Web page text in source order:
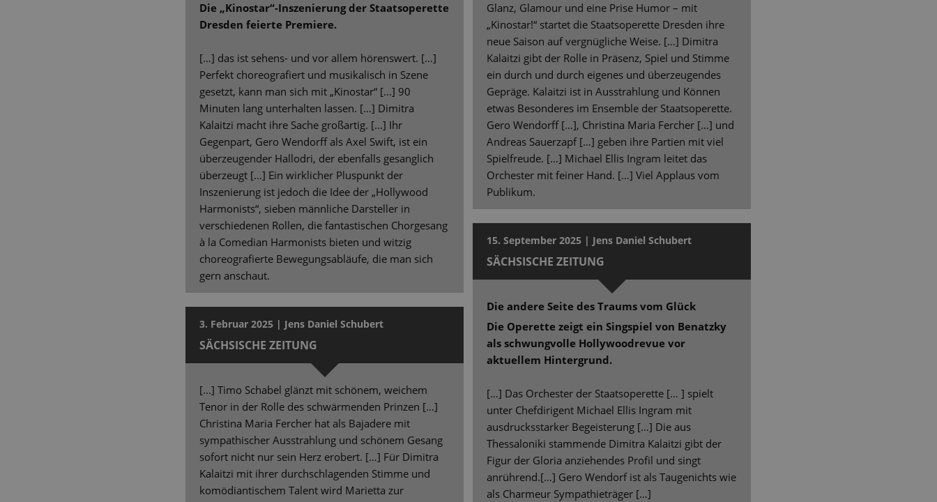
Die „Kinostar“-Inszenierung der Staatsoperette
Dresden feierte Premiere.
[…] das ist sehens- und vor allem hörenswert. […]
Perfekt choreografiert und musikalisch in Szene
gesetzt, kann man sich mit „Kinostar“ [...] 90
Minuten lang unterhalten lassen. […] Dimitra
Kalaitzi macht ihre Sache großartig. […] Ihr
Gegenpart, Gero Wendorff als Axel Swift, ist ein
überzeugender Hallodri, der ebenfalls gesanglich
überzeugt […] Ein wirklicher Pluspunkt der
Inszenierung ist jedoch die Idee der „Hollywood
Harmonists“, sieben männliche Darsteller in
verschiedenen Rollen, die fantastischen Chorgesang
à la Comedian Harmonists bieten und witzig
choreografierte Bewegungsabläufe, die man sich
gern anschaut.
Glanz, Glamour und eine Prise Humor – mit
„Kinostar!“ startet die Staatsoperette Dresden ihre
neue Saison auf vergnügliche Weise. […] Dimitra
Kalaitzi gibt der Rolle in Präsenz, Spiel und Stimme
ein durch und durch eigenes und überzeugendes
Gepräge. Kalaitzi ist in Ausstrahlung und Können
etwas Besonderes im Ensemble der Staatsoperette.
Gero Wendorff […], Christina Maria Fercher […] und
Andreas Sauerzapf […] geben ihre Partien mit viel
Spielfreude. […] Michael Ellis Ingram leitet das
Orchester mit feiner Hand. […] Viel Applaus vom
Publikum.
15. September 2025 | Jens Daniel Schubert
SÄCHSISCHE ZEITUNG
Die andere Seite des Traums vom Glück
Die Operette zeigt ein Singspiel von Benatzky
als schwungvolle Hollywoodrevue vor
aktuellem Hintergrund.
[…] Das Orchester der Staatsoperette [… ] spielt
unter Chefdirigent Michael Ellis Ingram mit
ausdrucksstarker Begeisterung […] Die aus
Thessaloniki stammende Dimitra Kalaitzi gibt der
Figur der Gloria anziehendes Profil und singt
anrührend.[…] Gero Wendorf ist als Taugenichts wie
als Charmeur Sympathieträger […]
3. Februar 2025 | Jens Daniel Schubert
SÄCHSISCHE ZEITUNG
[...] Timo Schabel glänzt mit schönem, weichem
Tenor in der Rolle des schwärmenden Prinzen […]
Christina Maria Fercher hat als Bajadere mit
sympathischer Ausstrahlung und schönem Gesang
sofort nicht nur sein Herz erobert. […] Für Dimitra
Kalaitzi mit ihrer durchschlagenden Stimme und
komödiantischem Talent wird Marietta zur